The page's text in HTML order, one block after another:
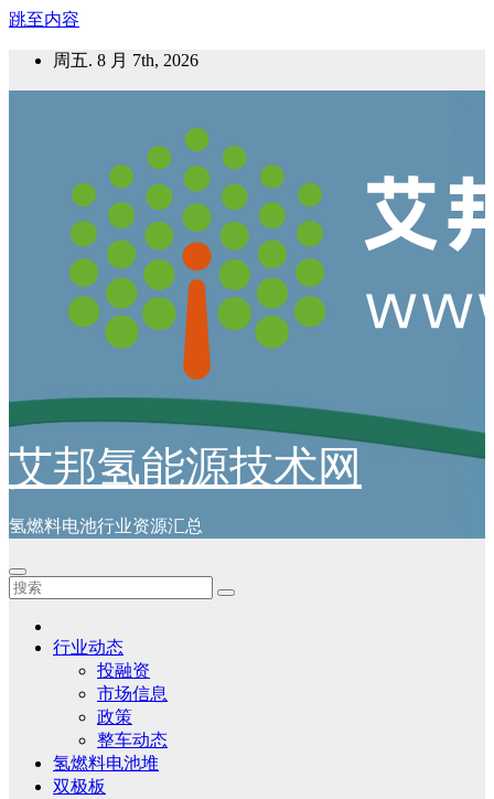
跳至内容
周五. 8 月 7th, 2026
艾邦氢能源技术网
氢燃料电池行业资源汇总
行业动态
投融资
市场信息
政策
整车动态
氢燃料电池堆
双极板